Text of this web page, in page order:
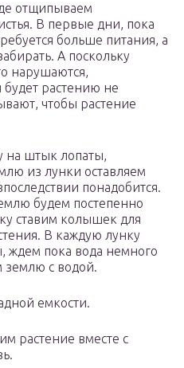
отщипываем
В первые дни, пока
больше питания, а
А поскольку
нарушаются,
будет растению не
чтобы растение
на штык лопаты,
из лунки оставляем
понадобится.
будем постепенно
ставим колышек для
В каждую лунку
ждем пока вода немного
землю с водой.
емкости.
растение вместе с